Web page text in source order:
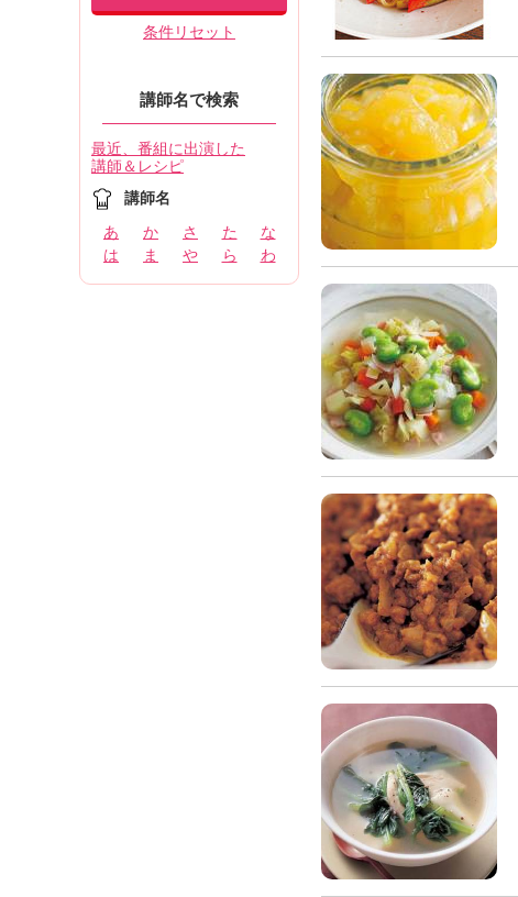
条件リセット
講師名で検索
最近、番組に出演した
講師＆レシピ
講師名
あ か さ た
な
は
ま や ら わ